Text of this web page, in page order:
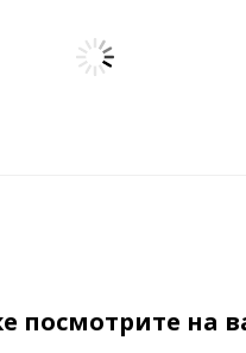
посмотрите на